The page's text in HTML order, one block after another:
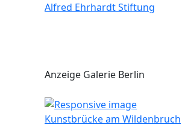
Alfred Ehrhardt Stiftung
Anzeige Galerie Berlin
Kunstbrücke am Wildenbruch